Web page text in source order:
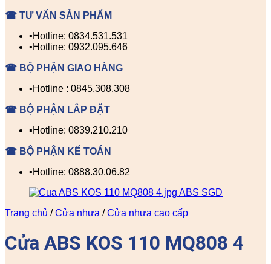
☎ TƯ VẤN SẢN PHẨM
▪️Hotline: 0834.531.531
▪️Hotline: 0932.095.646
☎ BỘ PHẬN GIAO HÀNG
▪️Hotline : 0845.308.308
☎ BỘ PHẬN LẮP ĐẶT
▪️Hotline: 0839.210.210
☎ BỘ PHẬN KẾ TOÁN
▪️Hotline: 0888.30.06.82
Trang chủ / Cửa nhựa / Cửa nhựa cao cấp
Cửa ABS KOS 110 MQ808 4